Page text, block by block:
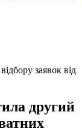
заявок від
другий